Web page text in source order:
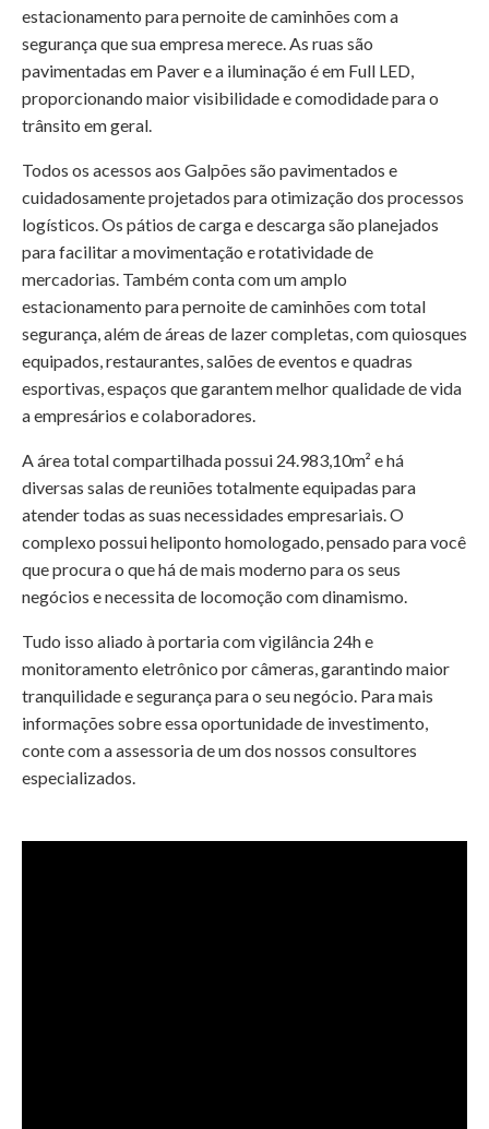
estacionamento para pernoite de caminhões com a
segurança que sua empresa merece. As ruas são
pavimentadas em Paver e a iluminação é em Full LED,
proporcionando maior visibilidade e comodidade para o
trânsito em geral.
Todos os acessos aos Galpões são pavimentados e
cuidadosamente projetados para otimização dos processos
logísticos. Os pátios de carga e descarga são planejados
para facilitar a movimentação e rotatividade de
mercadorias. Também conta com um amplo
estacionamento para pernoite de caminhões com total
segurança, além de áreas de lazer completas, com quiosques
equipados, restaurantes, salões de eventos e quadras
esportivas, espaços que garantem melhor qualidade de vida
a empresários e colaboradores.
A área total compartilhada possui 24.983,10m² e há
diversas salas de reuniões totalmente equipadas para
atender todas as suas necessidades empresariais. O
complexo possui heliponto homologado, pensado para você
que procura o que há de mais moderno para os seus
negócios e necessita de locomoção com dinamismo.
Tudo isso aliado à portaria com vigilância 24h e
monitoramento eletrônico por câmeras, garantindo maior
tranquilidade e segurança para o seu negócio. Para mais
informações sobre essa oportunidade de investimento,
conte com a assessoria de um dos nossos consultores
especializados.